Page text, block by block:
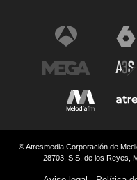
© Atresmedia Corporación de
28703, S.S. de los Reyes,